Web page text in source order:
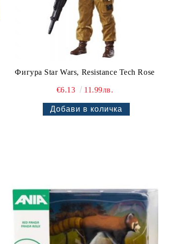
Фигура Star Wars, Resistance Tech Rose
€6.13 11.99лв.